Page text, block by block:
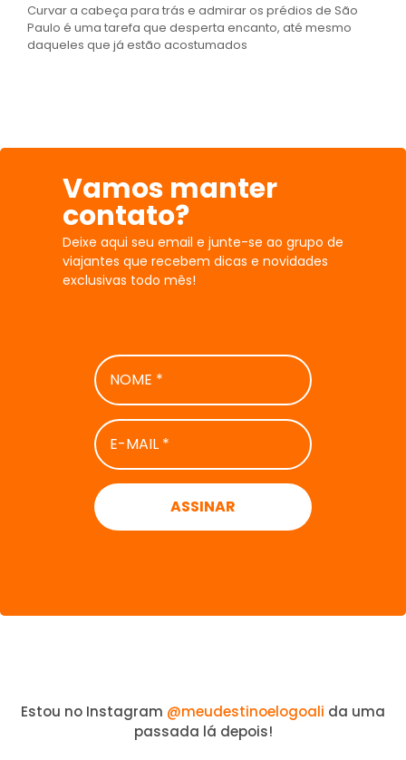
Curvar a cabeça para trás e admirar os prédios de São
Paulo é uma tarefa que desperta encanto, até mesmo
daqueles que já estão acostumados
Vamos manter
contato?
Deixe aqui seu email e junte-se ao grupo de
viajantes que recebem dicas e novidades
exclusivas todo mês!
NOME
*
E-
MAIL
*
Estou no Instagram @meudestinoelogoali da uma
passada lá depois!